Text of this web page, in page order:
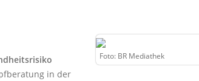
in der
Foto: BR Mediathek